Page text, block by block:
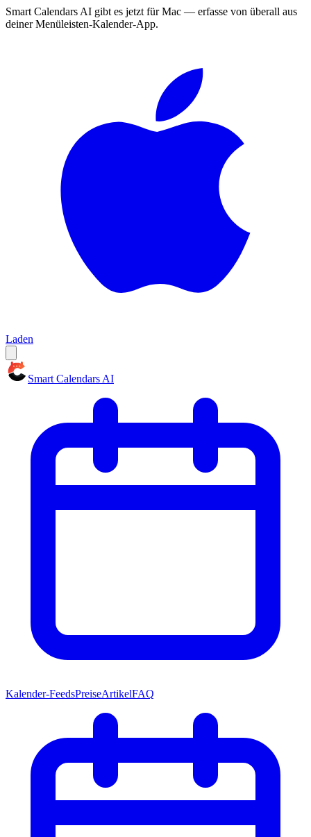
Smart Calendars AI gibt es jetzt für Mac — erfasse von überall aus
deiner Menüleisten-Kalender-App.
Laden
Smart Calendars AI
Kalender-FeedsPreiseArtikelFAQ